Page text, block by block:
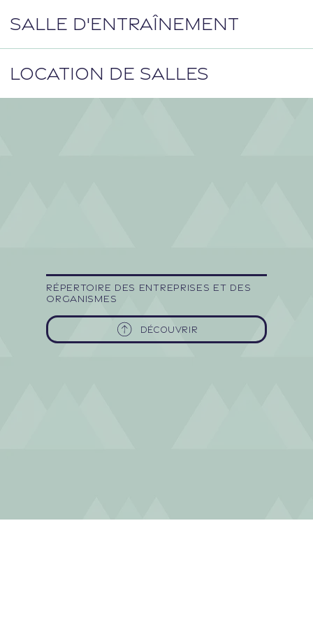
SALLE D'ENTRAÎNEMENT
LOCATION DE SALLES
Répertoire des entreprises et des
organismes
DÉCOUVRIR